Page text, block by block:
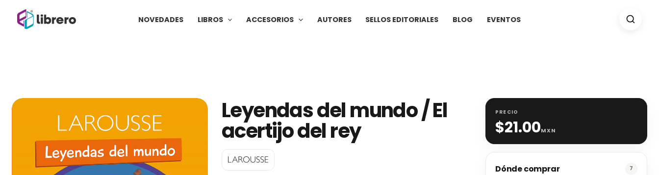
NOVEDADES LIBROS ACCESORIOS AUTORES SELLOS EDITORIALES BLOG EVENTOS
Leyendas del mundo / El
acertijo del rey
PRECIO
$21.00MXN
Dónde comprar 7